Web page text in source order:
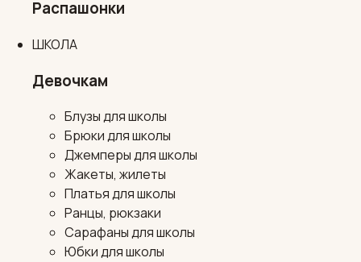
Распашонки
ШКОЛА
Девочкам
Блузы для школы
Брюки для школы
Джемперы для школы
Жакеты, жилеты
Платья для школы
Ранцы, рюкзаки
Сарафаны для школы
Юбки для школы